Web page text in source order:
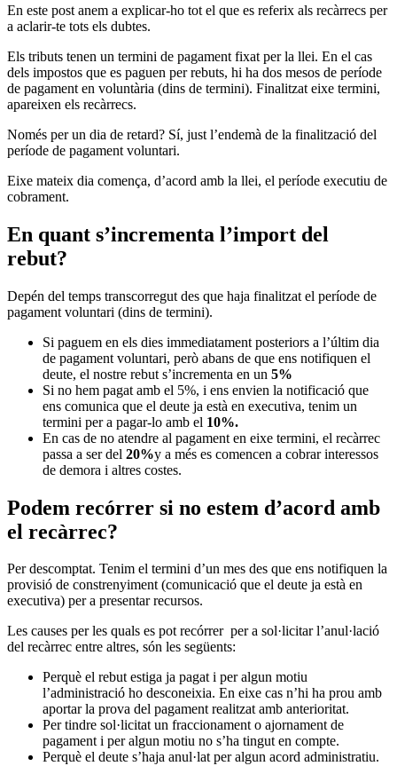
En este post anem a explicar-ho tot el que es referix als recàrrecs per
a aclarir-te tots els dubtes.
Els tributs tenen un termini de pagament fixat per la llei. En el cas
dels impostos que es paguen per rebuts, hi ha dos mesos de període
de pagament en voluntària (dins de termini). Finalitzat eixe termini,
apareixen els recàrrecs.
Només per un dia de retard? Sí, just l’endemà de la finalització del
període de pagament voluntari.
Eixe mateix dia comença, d’acord amb la llei, el període executiu de
cobrament.
En quant s’incrementa l’import del
rebut?
Depén del temps transcorregut des que haja finalitzat el període de
pagament voluntari (dins de termini).
Si paguem en els dies immediatament posteriors a l’últim dia
de pagament voluntari, però abans de que ens notifiquen el
deute, el nostre rebut s’incrementa en un 5%
Si no hem pagat amb el 5%, i ens envien la notificació que
ens comunica que el deute ja està en executiva, tenim un
termini per a pagar-lo amb el 10%.
En cas de no atendre al pagament en eixe termini, el recàrrec
passa a ser del 20%y a més es comencen a cobrar interessos
de demora i altres costes.
Podem recórrer si no estem d’acord amb
el recàrrec?
Per descomptat. Tenim el termini d’un mes des que ens notifiquen la
provisió de constrenyiment (comunicació que el deute ja està en
executiva) per a presentar recursos.
Les causes per les quals es pot recórrer per a sol·licitar l’anul·lació
del recàrrec entre altres, són les següents:
Perquè el rebut estiga ja pagat i per algun motiu
l’administració ho desconeixia. En eixe cas n’hi ha prou amb
aportar la prova del pagament realitzat amb anterioritat.
Per tindre sol·licitat un fraccionament o ajornament de
pagament i per algun motiu no s’ha tingut en compte.
Perquè el deute s’haja anul·lat per algun acord administratiu.